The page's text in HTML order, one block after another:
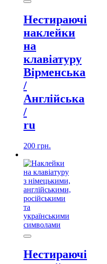
Нестираючі
наклейки
на
клавіатуру
Вірменська
/
Англійська
/
ru
200 грн.
Нестираючі